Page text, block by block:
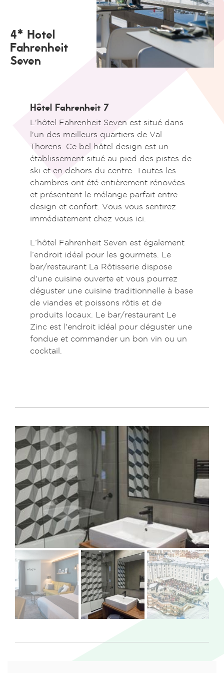
4* Hotel
Fahrenheit
Seven
Hôtel Fahrenheit 7
L'hôtel Fahrenheit Seven est situé dans
l'un des meilleurs quartiers de Val
Thorens. Ce bel hôtel design est un
établissement situé au pied des pistes de
ski et en dehors du centre. Toutes les
chambres ont été entièrement rénovées
et présentent le mélange parfait entre
design et confort. Vous vous sentirez
immédiatement chez vous ici.
L’hôtel Fahrenheit Seven est également
l’endroit idéal pour les gourmets. Le
bar/restaurant La Rôtisserie dispose
d'une cuisine ouverte et vous pourrez
déguster une cuisine traditionnelle à base
de viandes et poissons rôtis et de
produits locaux. Le bar/restaurant Le
Zinc est l'endroit idéal pour déguster une
fondue et commander un bon vin ou un
cocktail.